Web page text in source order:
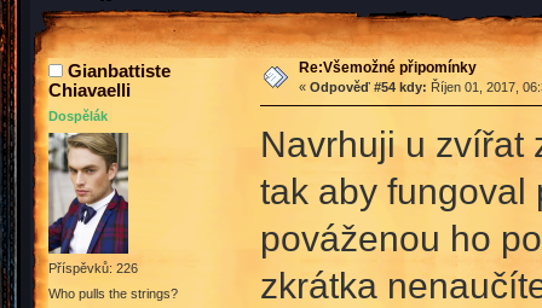
Gianbattiste
Chiavaelli
Dospělák
Příspěvků: 226
Who pulls the strings?
Re:Všemožné připomínky
« Odpověď #54 kdy: Říjen 01, 2017,
Navrhuji u zvířat
tak aby fungoval
pováženou ho
zkrátka